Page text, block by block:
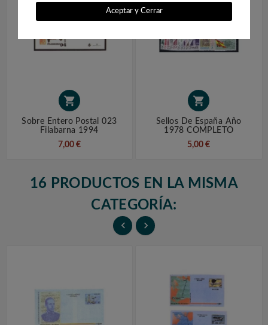
Aceptar y Cerrar

Sobre Entero Postal 023
Filabarna 1994
7,00 €

Sellos De España Año
1978 COMPLETO
5,00 €
16 PRODUCTOS EN LA MISMA
CATEGORÍA:
 